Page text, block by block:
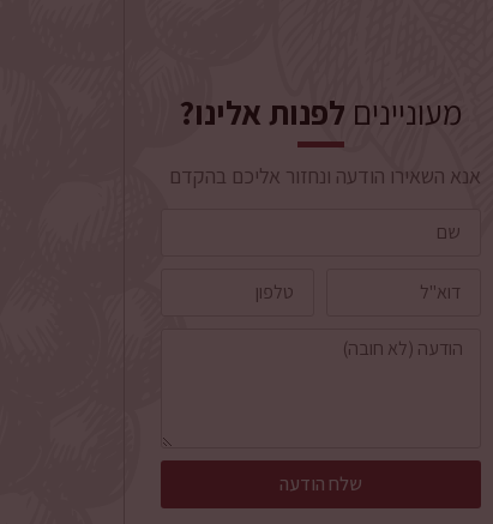
מעוניינים לפנות אלינו?
אנא השאירו הודעה ונחזור אליכם בהקדם
שלח הודעה